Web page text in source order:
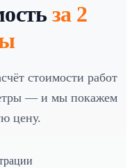
за 2
стоимости работ
— и мы покажем
цену.